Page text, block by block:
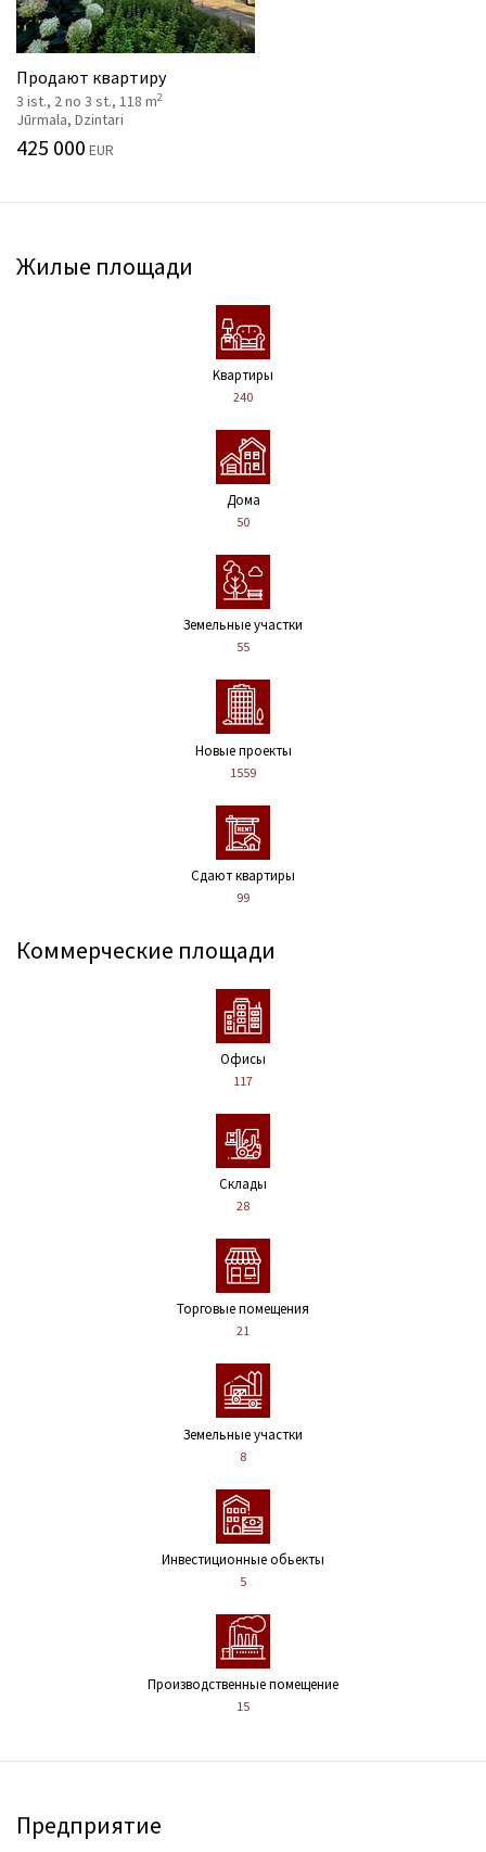
Продают квартиру
3 ist., 2 no 3 st., 118 m2
Jūrmala, Dzintari
425 000 EUR
Жилые площади
Kвартиры
240
Дома
50
Земельные участки
55
Новые проекты
1559
Сдают квартиры
99
Коммерческие площади
Офисы
117
Склады
28
Торговые помещения
21
Земельные участки
8
Инвестиционные обьекты
5
Производственные помещение
15
Предприятие